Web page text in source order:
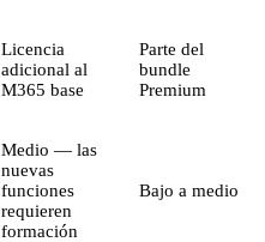
Licencia
adicional al
M365 base
Parte del
bundle
Premium
Medio — las
nuevas
funciones
requieren
formación
Bajo a medio